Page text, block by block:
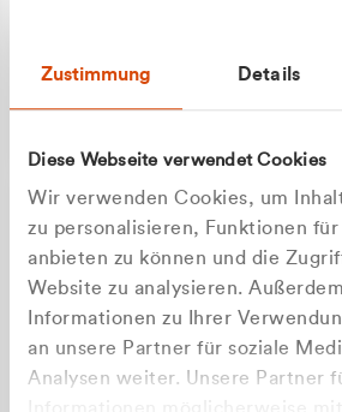
Zustimmung Details
Diese Webseite verwendet Cookies
Wir verwenden Cookies, um
zu personalisieren, Funktionen
anbieten zu können und die
Website zu analysieren.
Informationen zu Ihrer
an unsere Partner für soziale
Analysen weiter. Unsere Partner
+49 177 8376058
Apilash